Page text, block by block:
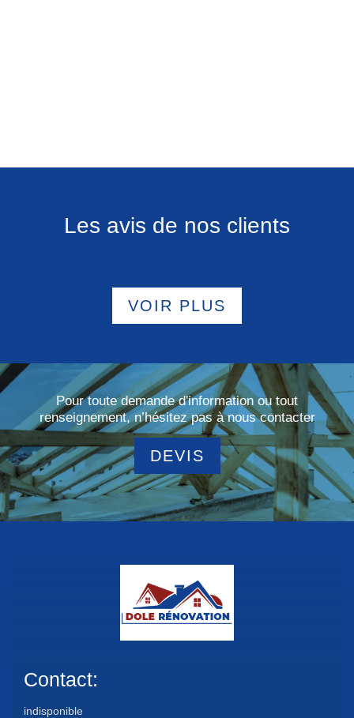
Les avis de nos clients
VOIR PLUS
Pour toute demande d'information ou tout
renseignement, n’hésitez pas à nous contacter
DEVIS
Contact:
indisponible